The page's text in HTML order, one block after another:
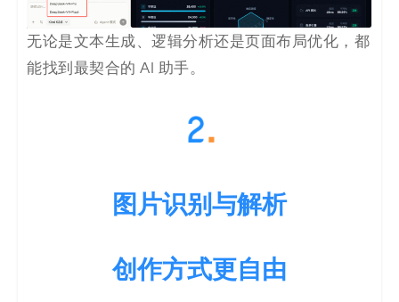
书
无论是文本生成、逻辑分析还是页面布局优化，都
能找到最契合的 AI 助手。
图片识别与解析
创作方式更自由